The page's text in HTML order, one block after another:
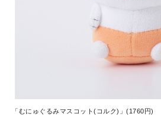
「むにゅぐるみマスコット(コルク)」(1760円)